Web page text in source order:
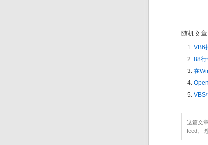
随机文章:
VB6
88行
在
VBS
这篇文
feed。